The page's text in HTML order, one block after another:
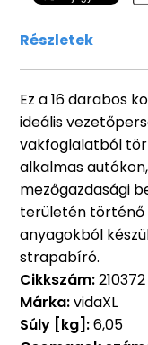
Részletek
Ez a 16 darabos
ideális
vakfoglalatból
alkalmas
mezőgazdasági
területén történő
anyagokból
strapabíró.
Cikkszám:210372
Márka:vidaXL
Súly [kg]:6,05